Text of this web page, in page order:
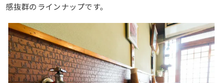
感抜群のラインナップです。